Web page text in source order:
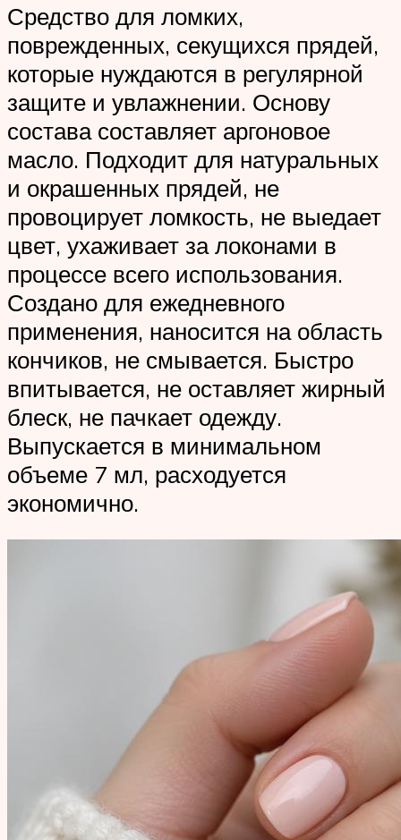
Средство для ломких,
поврежденных, секущихся прядей,
которые нуждаются в регулярной
защите и увлажнении. Основу
состава составляет аргоновое
масло. Подходит для натуральных
и окрашенных прядей, не
провоцирует ломкость, не выедает
цвет, ухаживает за локонами в
процессе всего использования.
Создано для ежедневного
применения, наносится на область
кончиков, не смывается. Быстро
впитывается, не оставляет жирный
блеск, не пачкает одежду.
Выпускается в минимальном
объеме 7 мл, расходуется
экономично.